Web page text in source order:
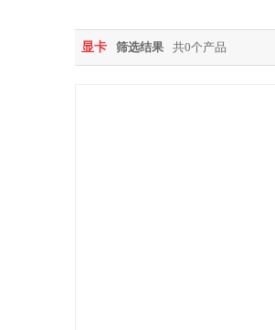
显卡 筛选结果 共0个产品